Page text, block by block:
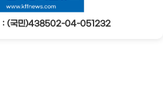
: (국민)438502-04-051232